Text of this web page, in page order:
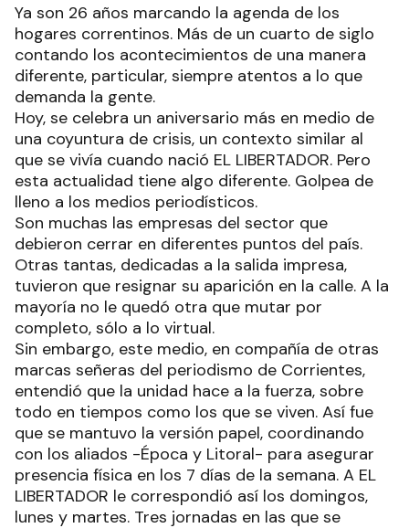
Ya son 26 años marcando la agenda de los
hogares correntinos. Más de un cuarto de siglo
contando los acontecimientos de una manera
diferente, particular, siempre atentos a lo que
demanda la gente.
Hoy, se celebra un aniversario más en medio de
una coyuntura de crisis, un contexto similar al
que se vivía cuando nació EL LIBERTADOR. Pero
esta actualidad tiene algo diferente. Golpea de
lleno a los medios periodísticos.
Son muchas las empresas del sector que
debieron cerrar en diferentes puntos del país.
Otras tantas, dedicadas a la salida impresa,
tuvieron que resignar su aparición en la calle. A la
mayoría no le quedó otra que mutar por
completo, sólo a lo virtual.
Sin embargo, este medio, en compañía de otras
marcas señeras del periodismo de Corrientes,
entendió que la unidad hace a la fuerza, sobre
todo en tiempos como los que se viven. Así fue
que se mantuvo la versión papel, coordinando
con los aliados -Época y Litoral- para asegurar
presencia física en los 7 días de la semana. A EL
LIBERTADOR le correspondió así los domingos,
lunes y martes. Tres jornadas en las que se